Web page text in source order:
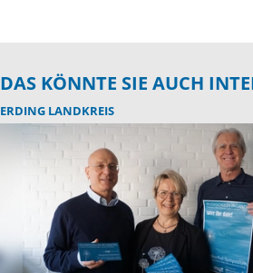
DAS KÖNNTE SIE AUCH
ERDING LANDKREIS